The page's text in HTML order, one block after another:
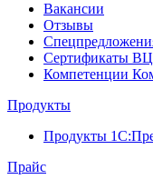
Вакансии
Отзывы
Сертификаты
Компетенции
Продукты
Продукты
Прайс